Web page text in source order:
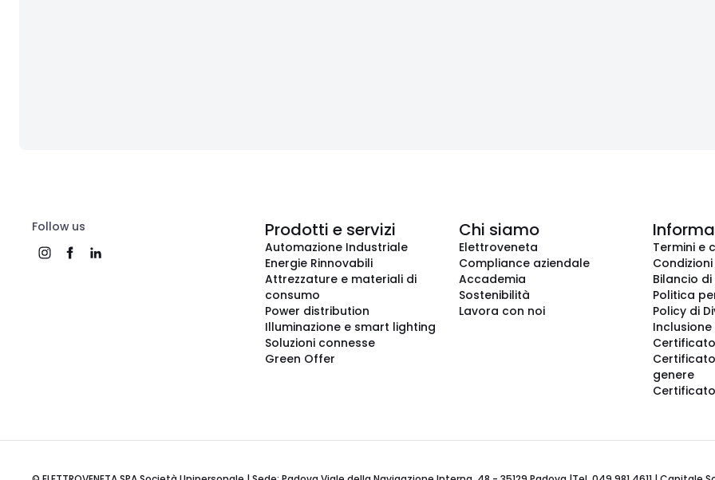
Follow us Prodotti e servizi
Automazione Industriale
Energie Rinnovabili
Attrezzature e materiali di
consumo
Power distribution
Illuminazione e smart lighting
Soluzioni connesse
Green Offer
Chi siamo
Elettroveneta
Compliance aziendale
Accademia
Sostenibilità
Lavora con noi
Termini e
Bilancio
Politica
Policy di
Inclusione
genere
Certificato